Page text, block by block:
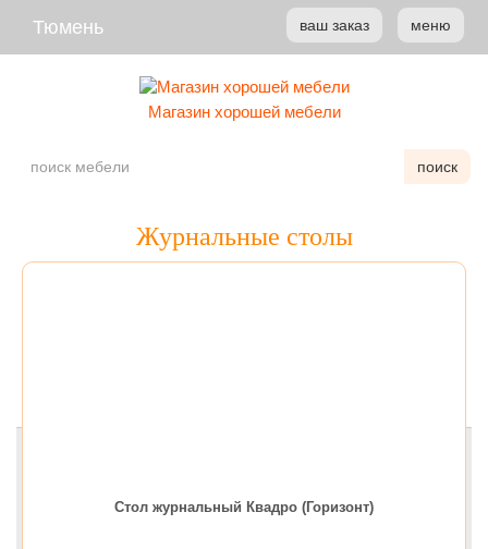
ваш заказ меню
Тюмень
Магазин хорошей мебели
поиск
Журнальные столы
Стол журнальный Квадро (Горизонт)